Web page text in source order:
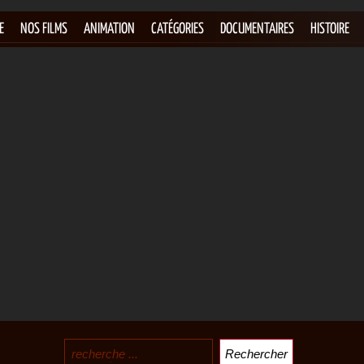
NOS FILMS ANIMATION CATÉGORIES DOCUMENTAIRES HISTOIRE